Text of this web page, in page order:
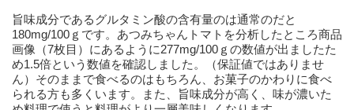
旨味成分であるグルタミン酸の含有量のは通常のだと
180mg/100ｇです。あつみちゃんトマトを分析したところ商品
画像（7枚目）にあるように277mg/100ｇの数値が出ましたた
め1.5倍という数値を確認しました。（保証値ではありませ
ん）そのままで食べるのはもちろん、お菓子のかわりに食べ
られる方も多くいます。また、旨味成分が高く、味が濃いた